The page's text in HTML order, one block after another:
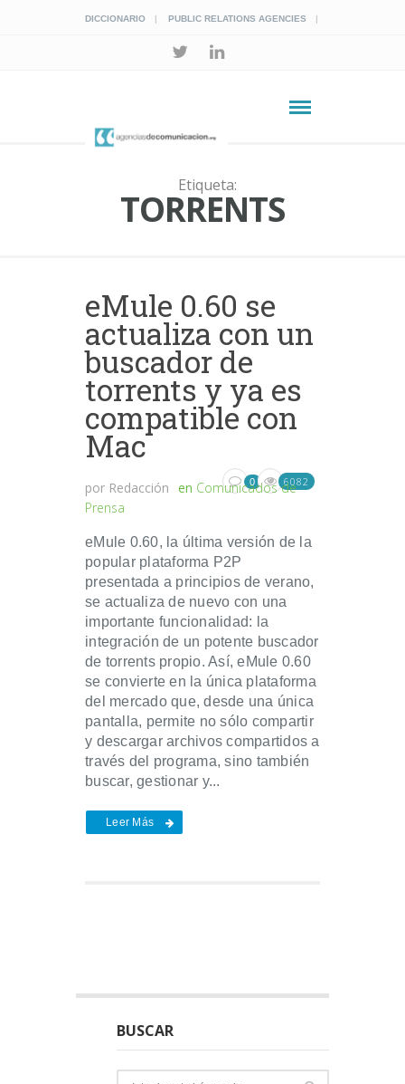
DICCIONARIO PUBLIC RELATIONS AGENCIES
Etiqueta:
TORRENTS
eMule 0.60 se
actualiza con un
buscador de
torrents y ya es
compatible con
Mac
por Redacción en Comunicados de
Prensa
0 6082
eMule 0.60, la última versión de la
popular plataforma P2P
presentada a principios de verano,
se actualiza de nuevo con una
importante funcionalidad: la
integración de un potente buscador
de torrents propio. Así, eMule 0.60
se convierte en la única plataforma
del mercado que, desde una única
pantalla, permite no sólo compartir
y descargar archivos compartidos a
través del programa, sino también
buscar, gestionar y...
Leer Más
BUSCAR